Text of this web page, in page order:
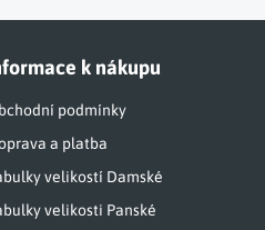
k nákupu
podmínky
a platba
velikostí Damské
velikosti Panské